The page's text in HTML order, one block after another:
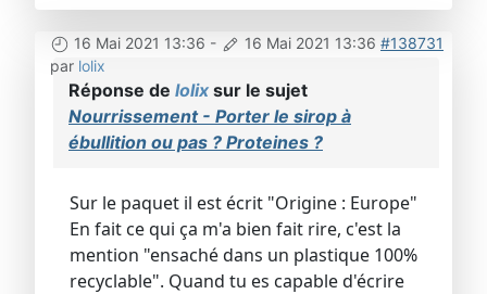
16 Mai 2021 13:36 - 16 Mai 2021 13:36 #138731
par lolix
Réponse de lolix sur le sujet
Nourrissement - Porter le sirop à
ébullition ou pas ? Proteines ?
Sur le paquet il est écrit "Origine : Europe"
En fait ce qui ça m'a bien fait rire, c'est la
mention "ensaché dans un plastique 100%
recyclable". Quand tu es capable d'écrire